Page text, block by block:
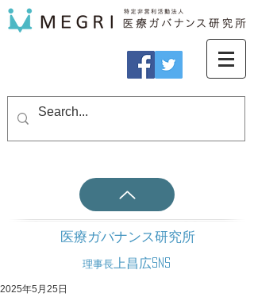
医療ガバナンス研究所
理事長 上昌広SNS
2025年5月25日